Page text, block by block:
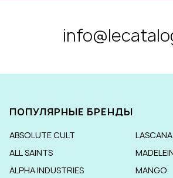
ПОПУЛЯРНЫЕ БРЕНДЫ
ABSOLUTE CULT
ALL SAINTS
ALPHA INDUSTRIES
LASCANA
MANGO